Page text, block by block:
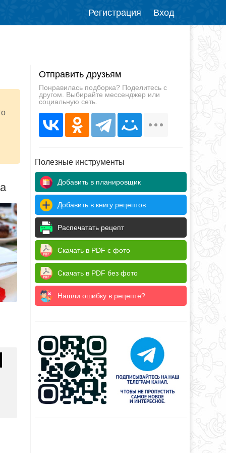
Регистрация Вход
Отправить друзьям
Понравилась подборка? Поделитесь с
другом. Выбирайте мессенджер или
социальную сеть.
Полезные инструменты
Добавить в планировщик
Добавить в книгу рецептов
Распечатать рецепт
Скачать в PDF с фото
Скачать в PDF без фото
Нашли ошибку в рецепте?